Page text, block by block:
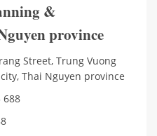
&
province
Street, Trung Vuong
Thai Nguyen province
688